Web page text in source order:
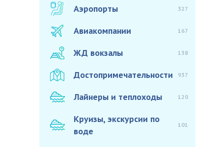
Аэропорты 327
Авиакомпании 167
ЖД вокзалы 138
Достопримечательности 937
Лайнеры и теплоходы 120
Круизы, экскурсии по
воде
101